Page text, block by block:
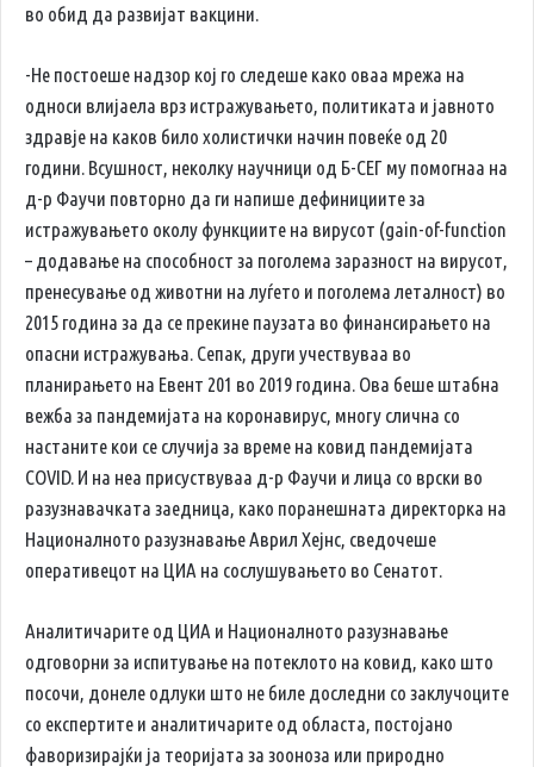
во обид да развијат вакцини.
-Не постоеше надзор кој го следеше како оваа мрежа на
односи влијаела врз истражувањето, политиката и јавното
здравје на каков било холистички начин повеќе од 20
години. Всушност, неколку научници од Б-СЕГ му помогнаа на
д-р Фаучи повторно да ги напише дефинициите за
истражувањето околу функциите на вирусот (gain-of-function
– додавање на способност за поголема заразност на вирусот,
пренесување од животни на луѓето и поголема леталност) во
2015 година за да се прекине паузата во финансирањето на
опасни истражувања. Сепак, други учествуваа во
планирањето на Евент 201 во 2019 година. Ова беше штабна
вежба за пандемијата на коронавирус, многу слична со
настаните кои се случија за време на ковид пандемијата
COVID. И на неа присуствуваа д-р Фаучи и лица со врски во
разузнавачката заедница, како поранешната директорка на
Националното разузнавање Аврил Хејнс, сведочеше
оперативецот на ЦИА на сослушувањето во Сенатот.
Аналитичарите од ЦИА и Националното разузнавање
одговорни за испитување на потеклото на ковид, како што
посочи, донеле одлуки што не биле доследни со заклучоците
со експертите и аналитичарите од областа, постојано
фаворизирајќи ја теоријата за зооноза или природно